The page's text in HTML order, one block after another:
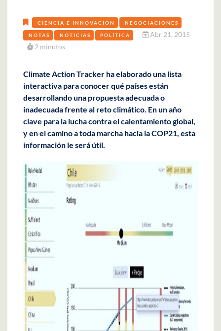
CIENCIA E INNOVACIÓN NEGOCIACIONES
NOTAS NOTICIAS POLÍTICA
Abr 21, 2015
2 minutos
Climate Action Tracker ha elaborado una lista
interactiva para conocer qué países están
desarrollando una propuesta adecuada o
inadecuada frente al reto climático. En un año
clave para la lucha contra el calentamiento global,
y en el camino a toda marcha hacia la COP21, esta
información le será útil.